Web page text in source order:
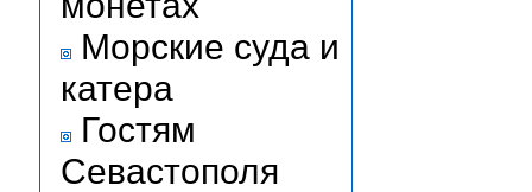
Морские суда и
катера
Гостям
Севастополя